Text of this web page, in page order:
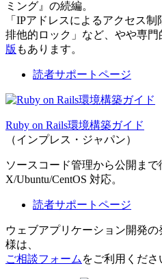
ミング』の続編。
「IPアドレスによるアクセス
排他的ロック」など、やや専門
版 もあります。
読者サポートページ
Ruby on Rails環境構築ガイド
（インプレス・ジャパン）
ソースコード管理から公開まで
X/Ubuntu/CentOS 対応。
読者サポートページ
ウェブアプリケーション開発
様は、
ご相談フォーム をご利用くださ